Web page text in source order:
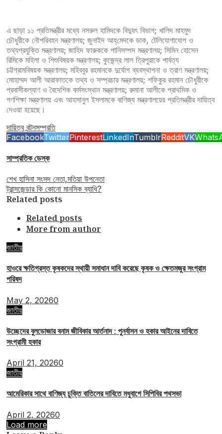
এ ছাড়া ১১ প্রতিমন্ত্রীর মধ্যে নসরুল হামিদকে বিদ্যুৎ বিভাগ; খালিদ মাহমুদ
চৌধুরীকে নৌপরিবহন মন্ত্রণালয়; জুনাইদ আহ্‌মেদকে ডাক, টেলিযোগাযোগ ও
তথ্যপ্রযুক্তি মন্ত্রণালয়; জাহিদ ফারুককে পানিসম্পদ মন্ত্রণালয়; সিমিন হোসেন
রিমিকে মহিলা ও শিশুবিষয়ক মন্ত্রণালয়; কুজেন্দ্র লাল ত্রিপুরাকে পার্বত্য
চট্টগ্রামবিষয়ক মন্ত্রণালয়; মহিববুর রহমানকে দুর্যোগ ব্যবস্থাপনা ও ত্রাণ মন্ত্রণালয়;
মোহাম্মদ আলী আরাফাতকে তথ্য ও সম্প্রচার মন্ত্রণালয়; শফিকুর রহমান চৌধুরীকে
প্রবাসীকল্যাণ ও বৈদেশিক কর্মসংস্থান মন্ত্রণালয়; রুমানা আলীকে প্রাথমিক ও
গণশিক্ষা মন্ত্রণালয় এবং আহসানুল ইসলামকে বাণিজ্য মন্ত্রণালয়ের প্রতিমন্ত্রীর দায়িত্ব
দেওয়া হয়েছে।
দায়িত্ব বন্টনসম্প্রতি
FacebookTwitterPinterestLinkedInTumblrRedditVK
সাম্প্রতিক ডেস্ক
শেখ হাসিনা সংসদ নেতা,মতিয়া উপনেতা
ট্রান্সজেন্ডার কি কোনো মানসিক ব্যাধি?
Related posts
Related posts
More from author
জাতীয়
হাওরে ক্ষতিগ্রস্ত কৃষকদের স্থায়ী সমাধান দাবি করেছে কৃষক ও ক্ষেতমজুর সংগ্রাম
পরিষদ
May 2, 20260
জাতীয়
উচ্ছেদের বুলডোজার বনাম জীবিকার আর্তনাদ : পুনর্বাসন ও হকার আইনের দাবিতে
সংগ্রামী হকার
April 21, 20260
জাতীয়
আমেরিকার সাথে বাণিজ্য চুক্তি বাতিলের দাবিতে মধুবাগে সিপিবির পথসভা
April 2, 20260
Load more